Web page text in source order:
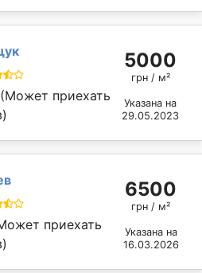
(Может приехать
5000
грн / м²
Указана на
29.05.2023
приехать
6500
грн / м²
Указана на
16.03.2026